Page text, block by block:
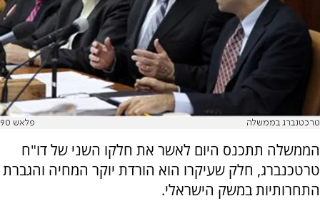
טרכטנברג בממשלה פלאש 90
הממשלה תתכנס היום לאשר את חלקו השני של דו"ח
טרטכנברג, חלק שעיקרו הוא הורדת יוקר המחיה והגברת
התחרותיות במשק הישראלי.